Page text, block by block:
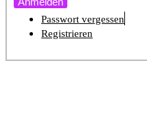
Passwort vergessen
Registrieren